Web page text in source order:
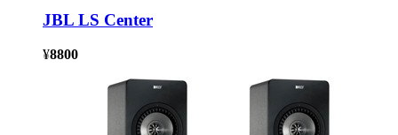
JBL LS Center
¥8800